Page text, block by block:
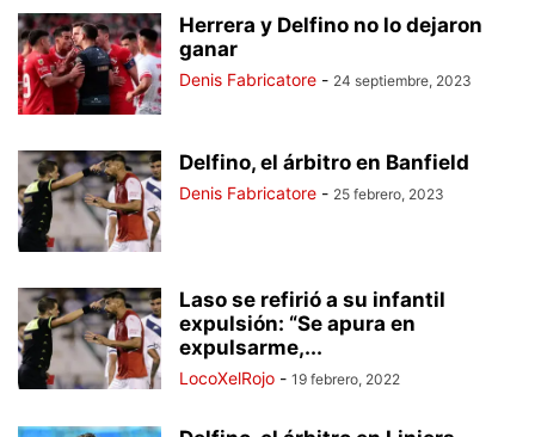
Herrera y Delfino no lo dejaron
ganar
Denis Fabricatore - 24 septiembre, 2023
Delfino, el árbitro en Banfield
Denis Fabricatore - 25 febrero, 2023
Laso se refirió a su infantil
expulsión: “Se apura en
expulsarme,...
LocoXelRojo - 19 febrero, 2022